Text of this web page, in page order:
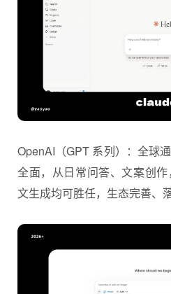
OpenAI（GPT 系列）：全球
全面，从日常问答、文案创
文生成均可胜任，生态完善、